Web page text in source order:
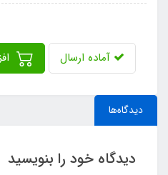
آماده ارسال
دیدگاه‌ها
دیدگاه خود را بنویسید